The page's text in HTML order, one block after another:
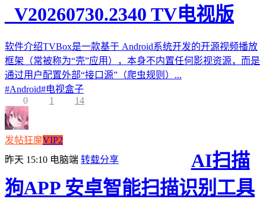
_V20260730.2340 TV电视版
软件介绍TVBox是一款基于 Android系统开发的开源视频播放
框架（常被称为“壳”应用），本身不内置任何影视资源，而是
通过用户配置外部“接口源”（爬虫规则）...
#Android#电视盒子
0
1 14
发帖狂魔VIP2
昨天 15:10 电脑端 转载分享
AI扫描
狗APP 安卓智能扫描识别工具